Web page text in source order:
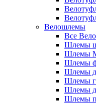
Велошлемы
Все
Шлемы
Шлемы
Шлемы
Шлемы
Шлемы
Шлемы
Шлемы